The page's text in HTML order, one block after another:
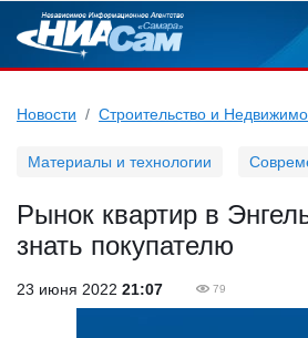
Новости Строительство и
Материалы и технологии
Рынок квартир в
знать покупателю
23 июня 2022 21:07 79